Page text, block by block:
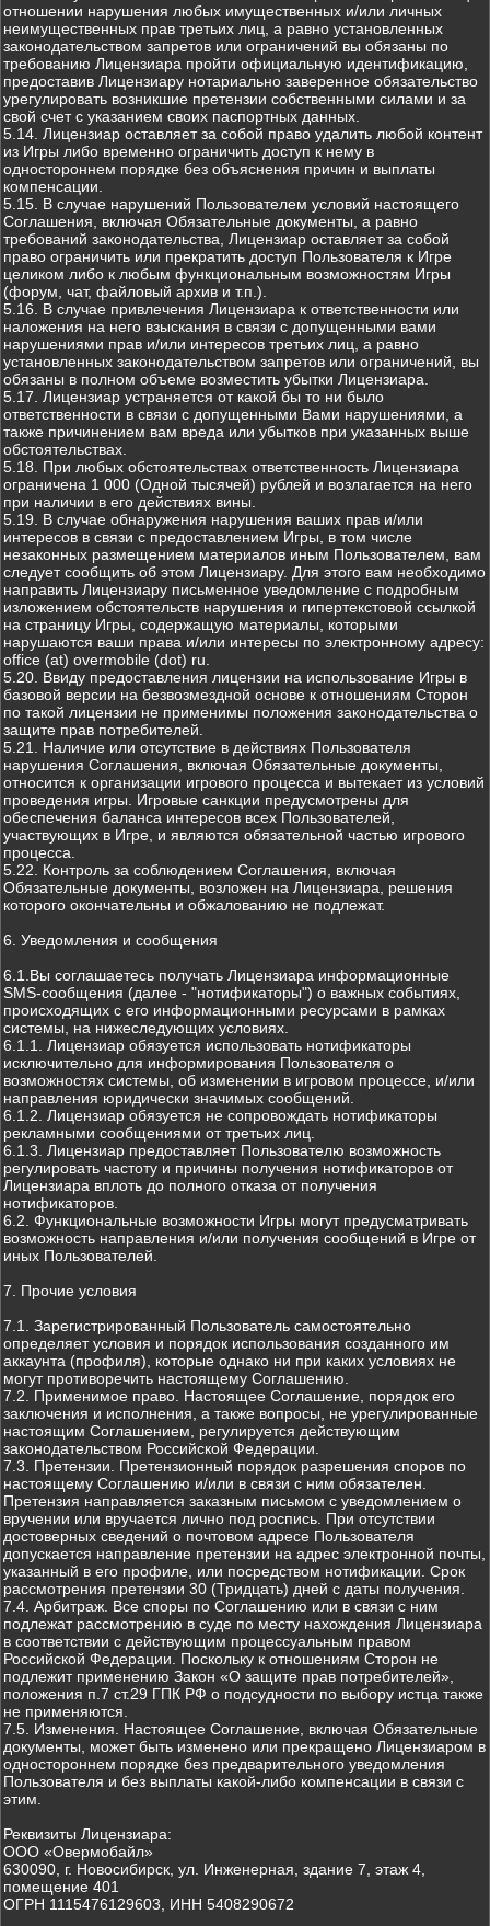
отношении нарушения любых имущественных и/или личных
неимущественных прав третьих лиц, а равно установленных
законодательством запретов или ограничений вы обязаны по
требованию Лицензиара пройти официальную идентификацию,
предоставив Лицензиару нотариально заверенное обязательство
урегулировать возникшие претензии собственными силами и за
свой счет с указанием своих паспортных данных.
5.14. Лицензиар оставляет за собой право удалить любой контент
из Игры либо временно ограничить доступ к нему в
одностороннем порядке без объяснения причин и выплаты
компенсации.
5.15. В случае нарушений Пользователем условий настоящего
Соглашения, включая Обязательные документы, а равно
требований законодательства, Лицензиар оставляет за собой
право ограничить или прекратить доступ Пользователя к Игре
целиком либо к любым функциональным возможностям Игры
(форум, чат, файловый архив и т.п.).
5.16. В случае привлечения Лицензиара к ответственности или
наложения на него взыскания в связи с допущенными вами
нарушениями прав и/или интересов третьих лиц, а равно
установленных законодательством запретов или ограничений, вы
обязаны в полном объеме возместить убытки Лицензиара.
5.17. Лицензиар устраняется от какой бы то ни было
ответственности в связи с допущенными Вами нарушениями, а
также причинением вам вреда или убытков при указанных выше
обстоятельствах.
5.18. При любых обстоятельствах ответственность Лицензиара
ограничена 1 000 (Одной тысячей) рублей и возлагается на него
при наличии в его действиях вины.
5.19. В случае обнаружения нарушения ваших прав и/или
интересов в связи с предоставлением Игры, в том числе
незаконных размещением материалов иным Пользователем, вам
следует сообщить об этом Лицензиару. Для этого вам необходимо
направить Лицензиару письменное уведомление с подробным
изложением обстоятельств нарушения и гипертекстовой ссылкой
на страницу Игры, содержащую материалы, которыми
нарушаются ваши права и/или интересы по электронному адресу:
office (at) overmobile (dot) ru.
5.20. Ввиду предоставления лицензии на использование Игры в
базовой версии на безвозмездной основе к отношениям Сторон
по такой лицензии не применимы положения законодательства о
защите прав потребителей.
5.21. Наличие или отсутствие в действиях Пользователя
нарушения Соглашения, включая Обязательные документы,
относится к организации игрового процесса и вытекает из условий
проведения игры. Игровые санкции предусмотрены для
обеспечения баланса интересов всех Пользователей,
участвующих в Игре, и являются обязательной частью игрового
процесса.
5.22. Контроль за соблюдением Соглашения, включая
Обязательные документы, возложен на Лицензиара, решения
которого окончательны и обжалованию не подлежат.
6. Уведомления и сообщения
6.1.Вы соглашаетесь получать Лицензиара информационные
SMS-сообщения (далее - "нотификаторы") о важных событиях,
происходящих с его информационными ресурсами в рамках
системы, на нижеследующих условиях.
6.1.1. Лицензиар обязуется использовать нотификаторы
исключительно для информирования Пользователя о
возможностях системы, об изменении в игровом процессе, и/или
направления юридически значимых сообщений.
6.1.2. Лицензиар обязуется не сопровождать нотификаторы
рекламными сообщениями от третьих лиц.
6.1.3. Лицензиар предоставляет Пользователю возможность
регулировать частоту и причины получения нотификаторов от
Лицензиара вплоть до полного отказа от получения
нотификаторов.
6.2. Функциональные возможности Игры могут предусматривать
возможность направления и/или получения сообщений в Игре от
иных Пользователей.
7. Прочие условия
7.1. Зарегистрированный Пользователь самостоятельно
определяет условия и порядок использования созданного им
аккаунта (профиля), которые однако ни при каких условиях не
могут противоречить настоящему Соглашению.
7.2. Применимое право. Настоящее Соглашение, порядок его
заключения и исполнения, а также вопросы, не урегулированные
настоящим Соглашением, регулируется действующим
законодательством Российской Федерации.
7.3. Претензии. Претензионный порядок разрешения споров по
настоящему Соглашению и/или в связи с ним обязателен.
Претензия направляется заказным письмом с уведомлением о
вручении или вручается лично под роспись. При отсутствии
достоверных сведений о почтовом адресе Пользователя
допускается направление претензии на адрес электронной почты,
указанный в его профиле, или посредством нотификации. Срок
рассмотрения претензии 30 (Тридцать) дней с даты получения.
7.4. Арбитраж. Все споры по Соглашению или в связи с ним
подлежат рассмотрению в суде по месту нахождения Лицензиара
в соответствии с действующим процессуальным правом
Российской Федерации. Поскольку к отношениям Сторон не
подлежит применению Закон «О защите прав потребителей»,
положения п.7 ст.29 ГПК РФ о подсудности по выбору истца также
не применяются.
7.5. Изменения. Настоящее Соглашение, включая Обязательные
документы, может быть изменено или прекращено Лицензиаром в
одностороннем порядке без предварительного уведомления
Пользователя и без выплаты какой-либо компенсации в связи с
этим.
Реквизиты Лицензиара:
ООО «Овермобайл»
630090, г. Новосибирск, ул. Инженерная, здание 7, этаж 4,
помещение 401
ОГРН 1115476129603, ИНН 5408290672